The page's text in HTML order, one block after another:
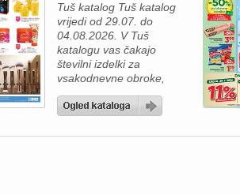
svežega mesa, mesnih
izdelkov in pijač, ki so
odlična […]
Tuš katalog Tuš katalog
vrijedi od 29.07. do
04.08.2026. V Tuš
katalogu vas čakajo
številni izdelki za
vsakodnevne obroke,
peko na žaru. S Tuš klub
izdelkih prihranite še več,